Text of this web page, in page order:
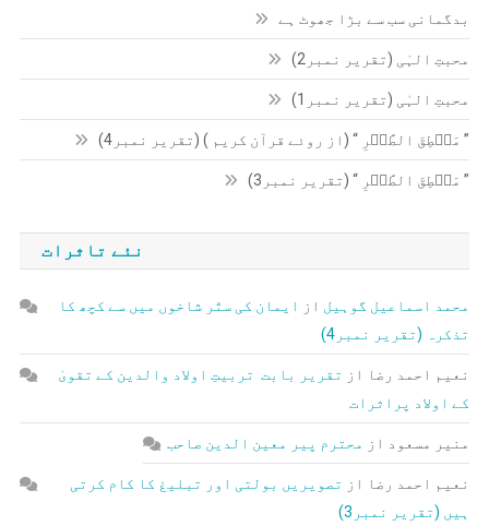
بدگمانی سب سے بڑا جھوٹ ہے
محبتِ الہٰی (تقریر نمبر2)
محبتِ الہٰی (تقریر نمبر1)
” مَنۡطِقَ الطَّیۡرِ “ (از روئے قرآن کریم ) (تقریر نمبر4)
” مَنۡطِقَ الطَّیۡرِ “ (تقریر نمبر3)
نئے تاثرات
محمد اسماعیل گوہیل از
ایمان کی ستّر شاخوں میں سے کچھ کا
تذکرہ (تقریر نمبر4)
نعیم احمد رضا از تقریر بابت تربیتِ اولاد والدین کے تقویٰ
کے اولاد پراثرات
منیر مسعود از محترم پیر معین الدین صاحب
نعیم احمد رضا از تصویریں بولتی اور تبلیغ کا کام کرتی
ہیں (تقریر نمبر3)